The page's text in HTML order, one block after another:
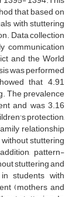
that based on
with stuttering
Data collection
communication
and the World
was performed
that 4.91
The prevalence
and was 3.16
protection,
relationship
stuttering
pattern-
stuttering and
students with
(mothers and